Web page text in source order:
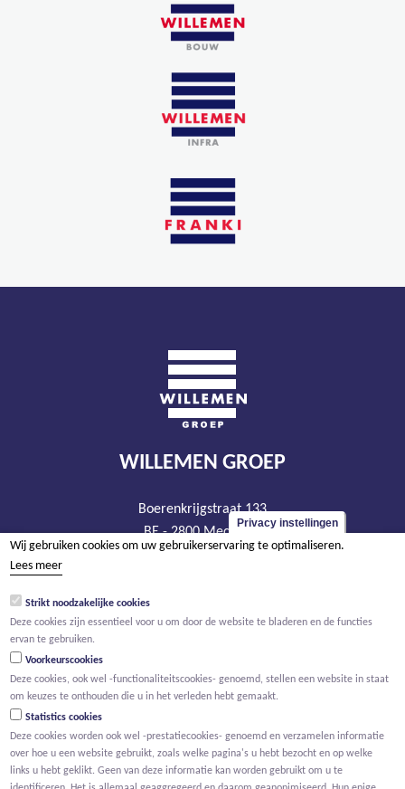
WILLEMEN GROEP
Boerenkrijgstraat 133
BE - 2800 Mechelen
tel +32 15 569 965
BTW BE 0466.256.432
Privacy instellingen
Wij gebruiken cookies om uw gebruikerservaring te optimaliseren.
Lees meer
Strikt noodzakelijke cookies
Deze cookies zijn essentieel voor u om door de website te bladeren en de functies
ervan te gebruiken.
Voorkeurscookies
Deze cookies, ook wel -functionaliteitscookies- genoemd, stellen een website in staat
om keuzes te onthouden die u in het verleden hebt gemaakt.
Statistics cookies
Deze cookies worden ook wel -prestatiecookies- genoemd en verzamelen informatie
over hoe u een website gebruikt, zoals welke pagina's u hebt bezocht en op welke
links u hebt geklikt. Geen van deze informatie kan worden gebruikt om u te